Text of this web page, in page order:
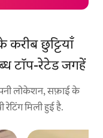
छुट्टियाँ
टॉप-रेटेड जगहें
लोकेशन, सफ़ाई के
मिली हुई है.